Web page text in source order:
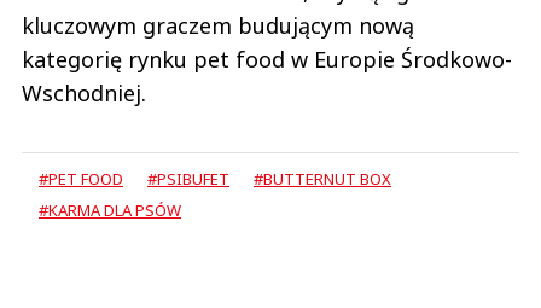
kluczowym graczem budującym nową
kategorię rynku pet food w Europie Środkowo-
Wschodniej.
#PET FOOD #PSIBUFET
#BUTTERNUT BOX
#KARMA DLA PSÓW